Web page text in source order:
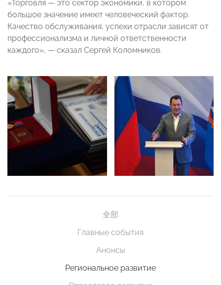
«Торговля — это сектор экономики, в котором
большое значение имеет человеческий фактор.
Качество обслуживания, успехи отрасли зависят от
профессионализма и личной ответственности
каждого», — сказал Сергей Коломников.
全部
Главные события
Анонсы
Региональное развитие